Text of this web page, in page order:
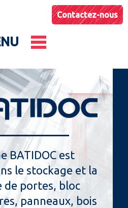
Contactez-nous
BATIDOC est
le stockage et la
portes, bloc
panneaux, bois